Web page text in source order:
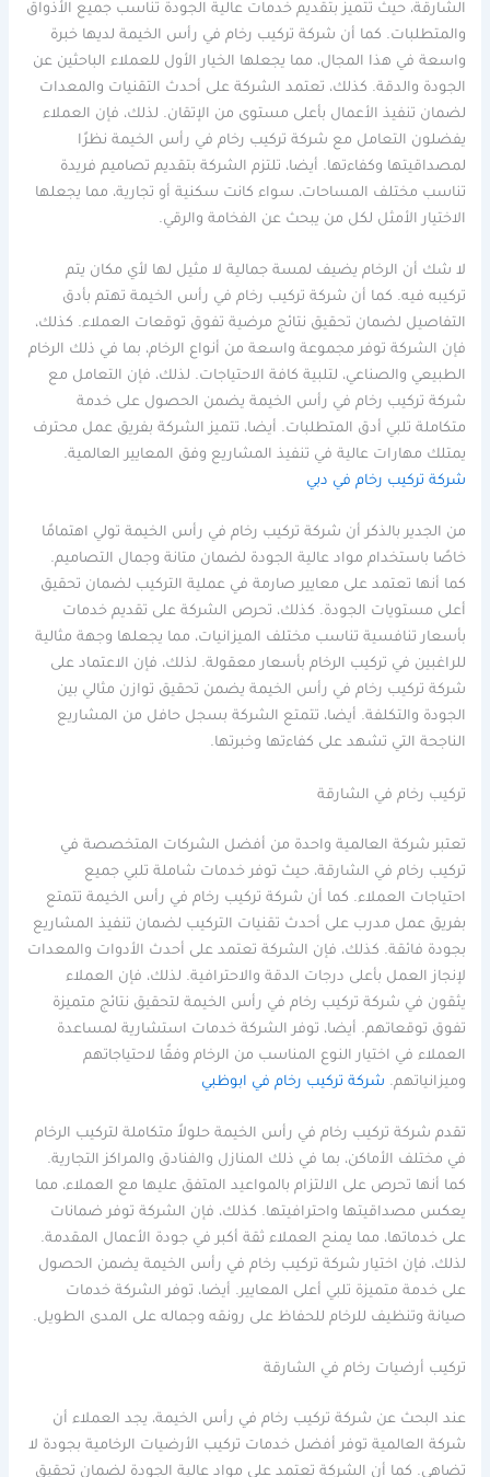
الشارقة، حيث تتميز بتقديم خدمات عالية الجودة تناسب جميع الأذواق
والمتطلبات. كما أن شركة تركيب رخام في رأس الخيمة لديها خبرة
واسعة في هذا المجال، مما يجعلها الخيار الأول للعملاء الباحثين عن
الجودة والدقة. كذلك، تعتمد الشركة على أحدث التقنيات والمعدات
لضمان تنفيذ الأعمال بأعلى مستوى من الإتقان. لذلك، فإن العملاء
يفضلون التعامل مع شركة تركيب رخام في رأس الخيمة نظرًا
لمصداقيتها وكفاءتها. أيضا، تلتزم الشركة بتقديم تصاميم فريدة
تناسب مختلف المساحات، سواء كانت سكنية أو تجارية، مما يجعلها
الاختيار الأمثل لكل من يبحث عن الفخامة والرقي.
لا شك أن الرخام يضيف لمسة جمالية لا مثيل لها لأي مكان يتم
تركيبه فيه. كما أن شركة تركيب رخام في رأس الخيمة تهتم بأدق
التفاصيل لضمان تحقيق نتائج مرضية تفوق توقعات العملاء. كذلك،
فإن الشركة توفر مجموعة واسعة من أنواع الرخام، بما في ذلك الرخام
الطبيعي والصناعي، لتلبية كافة الاحتياجات. لذلك، فإن التعامل مع
شركة تركيب رخام في رأس الخيمة يضمن الحصول على خدمة
متكاملة تلبي أدق المتطلبات. أيضا، تتميز الشركة بفريق عمل محترف
يمتلك مهارات عالية في تنفيذ المشاريع وفق المعايير العالمية.
شركة تركيب رخام في دبي
من الجدير بالذكر أن شركة تركيب رخام في رأس الخيمة تولي اهتمامًا
خاصًا باستخدام مواد عالية الجودة لضمان متانة وجمال التصاميم.
كما أنها تعتمد على معايير صارمة في عملية التركيب لضمان تحقيق
أعلى مستويات الجودة. كذلك، تحرص الشركة على تقديم خدمات
بأسعار تنافسية تناسب مختلف الميزانيات، مما يجعلها وجهة مثالية
للراغبين في تركيب الرخام بأسعار معقولة. لذلك، فإن الاعتماد على
شركة تركيب رخام في رأس الخيمة يضمن تحقيق توازن مثالي بين
الجودة والتكلفة. أيضا، تتمتع الشركة بسجل حافل من المشاريع
الناجحة التي تشهد على كفاءتها وخبرتها.
تركيب رخام في الشارقة
تعتبر شركة العالمية واحدة من أفضل الشركات المتخصصة في
تركيب رخام في الشارقة، حيث توفر خدمات شاملة تلبي جميع
احتياجات العملاء. كما أن شركة تركيب رخام في رأس الخيمة تتمتع
بفريق عمل مدرب على أحدث تقنيات التركيب لضمان تنفيذ المشاريع
بجودة فائقة. كذلك، فإن الشركة تعتمد على أحدث الأدوات والمعدات
لإنجاز العمل بأعلى درجات الدقة والاحترافية. لذلك، فإن العملاء
يثقون في شركة تركيب رخام في رأس الخيمة لتحقيق نتائج متميزة
تفوق توقعاتهم. أيضا، توفر الشركة خدمات استشارية لمساعدة
العملاء في اختيار النوع المناسب من الرخام وفقًا لاحتياجاتهم
وميزانياتهم. شركة تركيب رخام في ابوظبي
تقدم شركة تركيب رخام في رأس الخيمة حلولاً متكاملة لتركيب الرخام
في مختلف الأماكن، بما في ذلك المنازل والفنادق والمراكز التجارية.
كما أنها تحرص على الالتزام بالمواعيد المتفق عليها مع العملاء، مما
يعكس مصداقيتها واحترافيتها. كذلك، فإن الشركة توفر ضمانات
على خدماتها، مما يمنح العملاء ثقة أكبر في جودة الأعمال المقدمة.
لذلك، فإن اختيار شركة تركيب رخام في رأس الخيمة يضمن الحصول
على خدمة متميزة تلبي أعلى المعايير. أيضا، توفر الشركة خدمات
صيانة وتنظيف للرخام للحفاظ على رونقه وجماله على المدى الطويل.
تركيب أرضيات رخام في الشارقة
عند البحث عن شركة تركيب رخام في رأس الخيمة، يجد العملاء أن
شركة العالمية توفر أفضل خدمات تركيب الأرضيات الرخامية بجودة لا
تضاهى. كما أن الشركة تعتمد على مواد عالية الجودة لضمان تحقيق